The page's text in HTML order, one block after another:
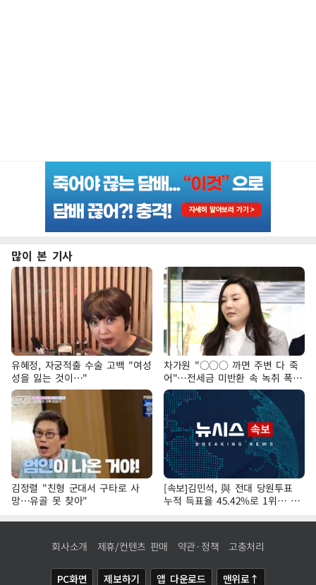
많이 본 기사
유혜정, 자궁적출 수술 고백 "여성
성을 잃는 것이…"
차가원 "○○○ 까면 주변 다 죽
어"…전세금 미반환 속 녹취 폭로
파장
김정렬 "친형 군대서 구타로 사
망…유골 못 찾아"
[속보]김민석, 與 전대 당원투표
누적 득표율 45.42%로 1위… 정
청래 44.56%
회사소개 제휴/컨텐츠 판매 약관·정책 고충처리
PC화면 제보하기 앱 다운로드 맨위로↑